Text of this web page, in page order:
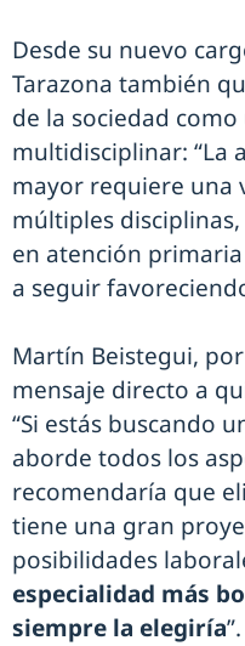
Desde su nuevo
Tarazona también
de la sociedad
multidisciplinar: “La
mayor requiere una
múltiples
en atención
a seguir
Martín Beistegui,
mensaje directo a
“Si estás buscando
aborde todos los
recomendaría que
tiene una gran
posibilidades
especialidad más
siempre la elegiría”.